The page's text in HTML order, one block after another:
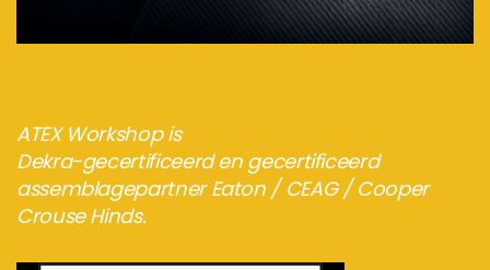
Bezoek de webshop
ATEX Workshop is
Dekra-gecertificeerd en gecertificeerd
assemblagepartner Eaton / CEAG / Cooper
Crouse Hinds.